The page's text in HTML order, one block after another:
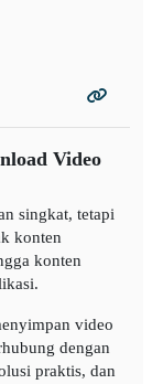
Video
singkat, tetapi
konten
konten
video
dengan
praktis, dan